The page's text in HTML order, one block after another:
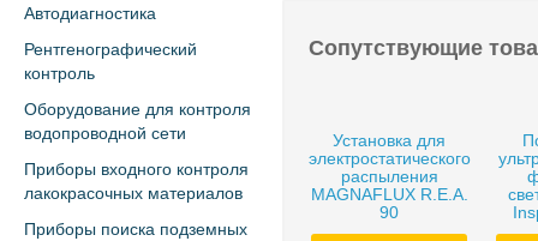
Автодиагностика
Рентгенографический
контроль
Оборудование для контроля
водопроводной сети
Приборы входного контроля
лакокрасочных материалов
Приборы поиска подземных
Сопутствующие
Установка для
электростатического
распыления
MAGNAFLUX R.E.A.
90